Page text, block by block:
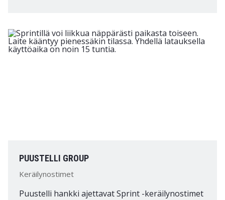
PUUSTELLI GROUP
Keräilynostimet
Puustelli hankki ajettavat Sprint -keräilynostimet